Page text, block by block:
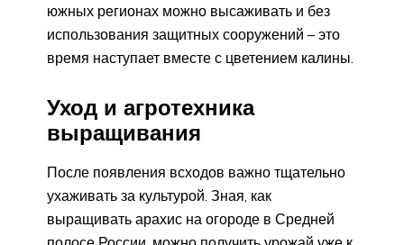
южных регионах можно высаживать и без
использования защитных сооружений – это
время наступает вместе с цветением калины.
Уход и агротехника
выращивания
После появления всходов важно тщательно
ухаживать за культурой. Зная, как
выращивать арахис на огороде в Средней